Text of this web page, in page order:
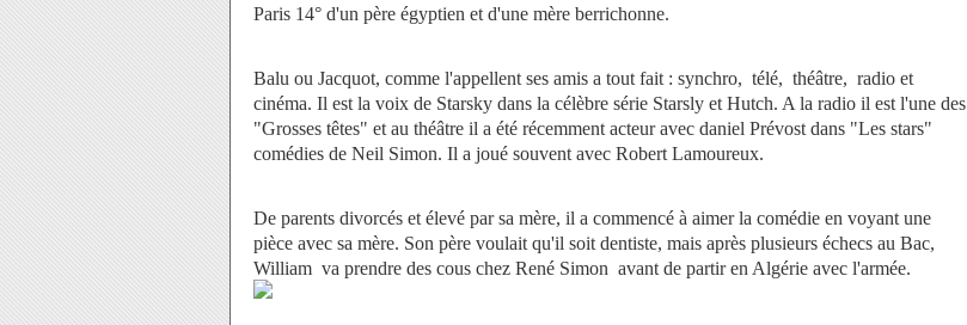
Paris 14° d'un père égyptien et d'une mère berrichonne.
Balu ou Jacquot, comme l'appellent ses amis a tout fait : synchro, télé, théâtre, radio et
cinéma. Il est la voix de Starsky dans la célèbre série Starsly et Hutch. A la radio il est l'une des
"Grosses têtes" et au théâtre il a été récemment acteur avec daniel Prévost dans "Les stars"
comédies de Neil Simon. Il a joué souvent avec Robert Lamoureux.
De parents divorcés et élevé par sa mère, il a commencé à aimer la comédie en voyant une
pièce avec sa mère. Son père voulait qu'il soit dentiste, mais après plusieurs échecs au Bac,
William va prendre des cous chez René Simon avant de partir en Algérie avec l'armée.